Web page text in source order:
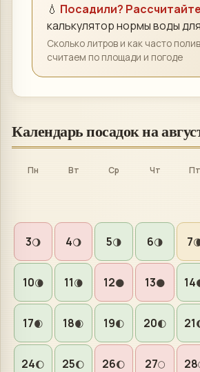
💧 Посадили?
калькулятор нормы воды для
Сколько литров и как часто
считаем по площади и погоде
Календарь посадок на
Пн Вт Ср Чт Пт
3🌖 4🌖 5🌗 6🌗 7
10🌘 11🌘 12🌑 13🌑 14
17🌒 18🌒 19🌓 20🌓 21
24🌔 25🌔 26🌔 27🌕 28